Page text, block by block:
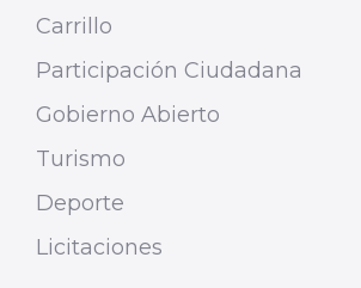
Carrillo
Participación Ciudadana
Gobierno Abierto
Turismo
Deporte
Licitaciones